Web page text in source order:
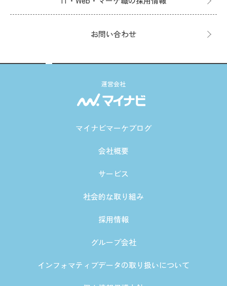
お問い合わせ
運営会社
マイナビマーケブログ
会社概要
サービス
社会的な取り組み
採用情報
グループ会社
インフォマティブデータの取り扱いについて